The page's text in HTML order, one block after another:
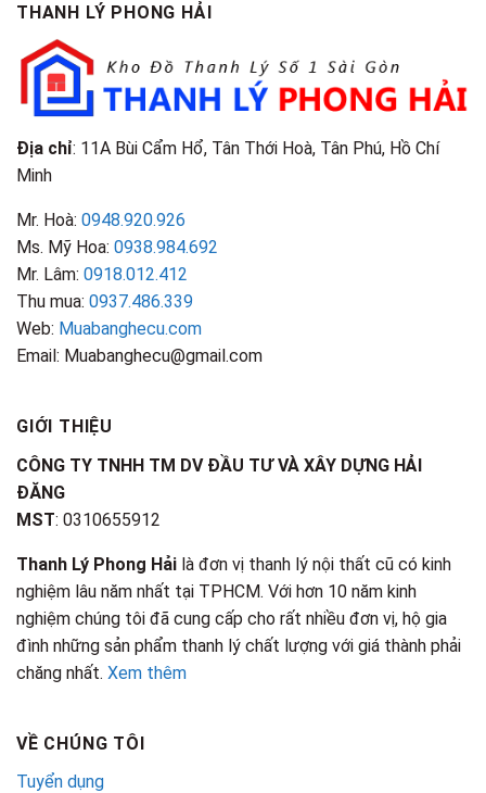
Điểm
Nhận
Biết
THANH LÝ PHONG HẢI
Địa chỉ: 11A Bùi Cẩm Hổ, Tân Thới Hoà, Tân Phú, Hồ Chí
Minh
Mr. Hoà: 0948.920.926
Ms. Mỹ Hoa: 0938.984.692
Mr. Lâm: 0918.012.412
Thu mua: 0937.486.339
Web: Muabanghecu.com
Email: Muabanghecu@gmail.com
GIỚI THIỆU
CÔNG TY TNHH TM DV ĐẦU TƯ VÀ XÂY DỰNG HẢI
ĐĂNG
MST: 0310655912
Thanh Lý Phong Hải là đơn vị thanh lý nội thất cũ có kinh
nghiệm lâu năm nhất tại TPHCM. Với hơn 10 năm kinh
nghiệm chúng tôi đã cung cấp cho rất nhiều đơn vị, hộ gia
đình những sản phẩm thanh lý chất lượng với giá thành phải
chăng nhất. Xem thêm
VỀ CHÚNG TÔI
Tuyển dụng